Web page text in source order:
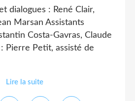
dialogues : René Clair,
Marsan Assistants
Costa-Gavras, Claude
Pierre Petit, assisté de
Lire la suite